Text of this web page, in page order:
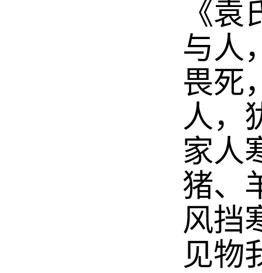
《
与人
畏死
人，
家人
猪、
风挡
见物